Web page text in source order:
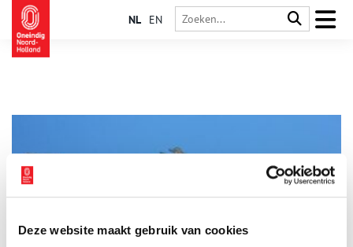
Deze website maakt gebruik van cookies
NL EN